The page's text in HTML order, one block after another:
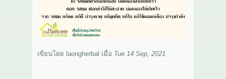
ติดต่อเราเขียนโดย laongherbal เมื่อ Tue 14 Sep, 2021